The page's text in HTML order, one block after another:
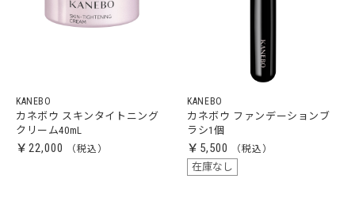
KANEBO
カネボウ スキンタイトニング
クリーム40mL
￥22,000
KANEBO
カネボウ ファンデーションブ
ラシ1個
￥5,500
在庫なし